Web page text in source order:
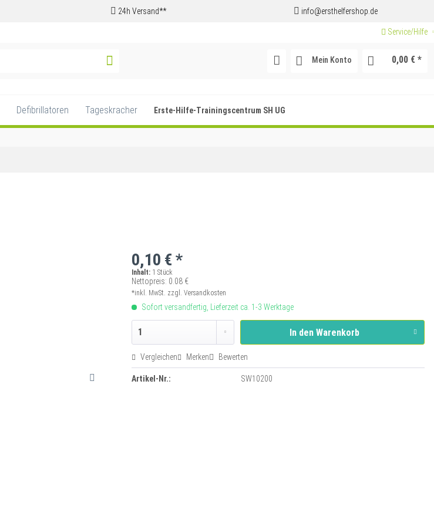
24h Versand** info@ersthelfershop.de
Service/Hilfe
Mein Konto 0,00 € *
Defibrillatoren Tageskracher Erste-Hilfe-Trainingscentrum SH UG
0,10 € *
Inhalt: 1 Stück
Nettopreis: 0.08 €
*inkl. MwSt. zzgl. Versandkosten
Sofort versandfertig, Lieferzeit ca. 1-3 Werktage
In den Warenkorb
Vergleichen Merken Bewerten
Artikel-Nr.: SW10200